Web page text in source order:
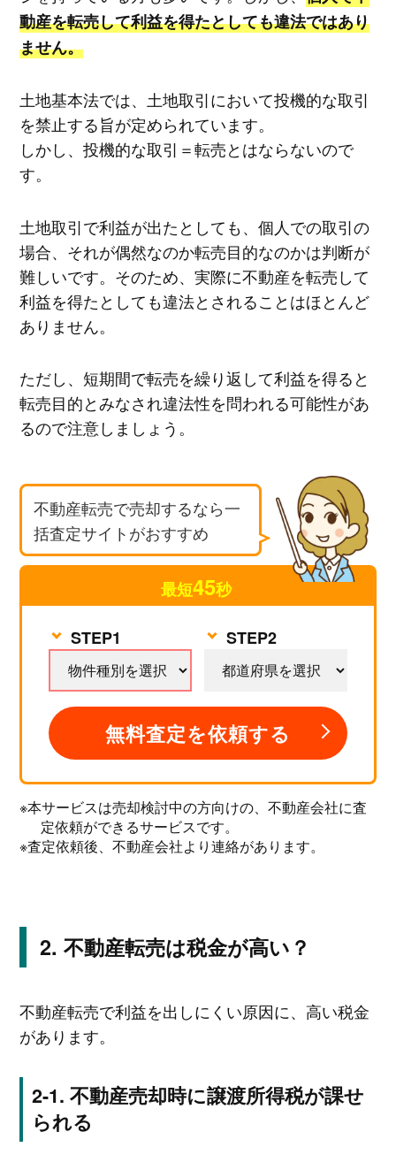
動産を転売して利益を得たとしても違法ではあり
ません。
土地基本法では、土地取引において投機的な取引
を禁止する旨が定められています。
しかし、投機的な取引＝転売とはならないので
す。
土地取引で利益が出たとしても、個人での取引の
場合、それが偶然なのか転売目的なのかは判断が
難しいです。そのため、実際に不動産を転売して
利益を得たとしても違法とされることはほとんど
ありません。
ただし、短期間で転売を繰り返して利益を得ると
転売目的とみなされ違法性を問われる可能性があ
るので注意しましょう。
不動産転売で売却するなら一
括査定サイトがおすすめ
最短45秒
無料査定を依頼する
STEP1 STEP2
無料査定を依頼する
※本サービスは売却検討中の方向けの、不動産会社に査
定依頼ができるサービスです。
※査定依頼後、不動産会社より連絡があります。
不動産転売は税金が高い？
不動産転売で利益を出しにくい原因に、高い税金
があります。
不動産売却時に譲渡所得税が課せ
られる